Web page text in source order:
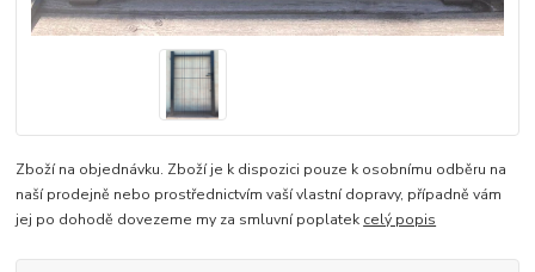
Zboží na objednávku. Zboží je k dispozici pouze k osobnímu odběru na
naší prodejně nebo prostřednictvím vaší vlastní dopravy, případně vám
jej po dohodě dovezeme my za smluvní poplatek celý popis